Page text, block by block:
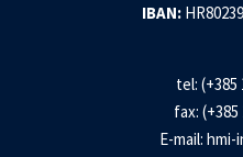
IBAN:
tel: (+385
fax: (+385
E-mail: hmi-